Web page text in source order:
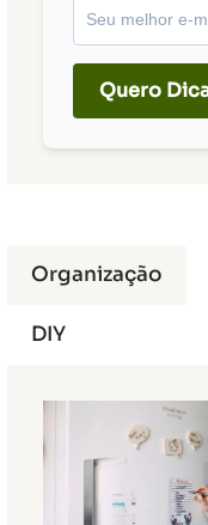
Quero
Organização
DIY